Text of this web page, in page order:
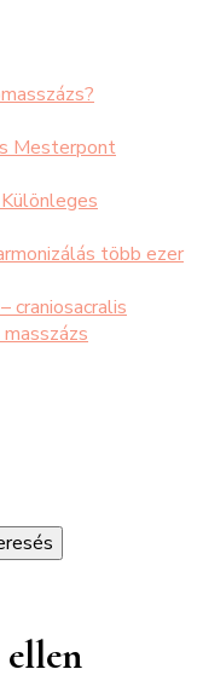
Mesterpont
több ezer
craniosacralis
ellen